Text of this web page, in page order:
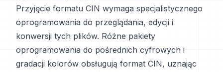
Przyjęcie formatu CIN wymaga specjalistycznego
oprogramowania do przeglądania, edycji i
konwersji tych plików. Różne pakiety
oprogramowania do pośrednich cyfrowych i
gradacji kolorów obsługują format CIN, uznając